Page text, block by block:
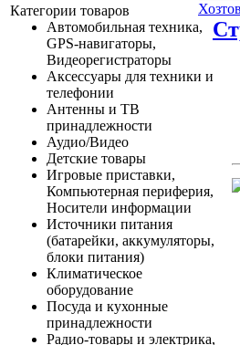
Категории товаров
Автомобильная техника,
GPS-навигаторы,
Видеорегистраторы
Аксессуары для техники и
телефонии
Антенны и ТВ
принадлежности
Аудио/Видео
Детские товары
Игровые приставки,
Компьютерная периферия,
Носители информации
Источники питания
(батарейки, аккумуляторы,
блоки питания)
Климатическое
оборудование
Посуда и кухонные
принадлежности
Радио-товары и электрика,